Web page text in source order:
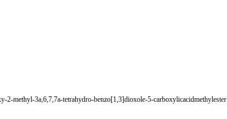
2-methyl-3a,6,7,7a-tetrahydro-benzo[1,3]dioxole-5-carboxylicacidmethylester